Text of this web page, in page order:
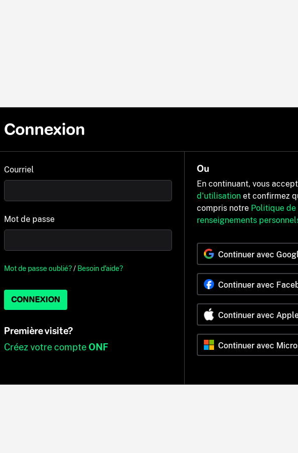
Connexion
Courriel
Mot de passe
Mot de passe oublié?/ Besoin d'aide?
CONNEXION
Première visite?
Créez votre compteONF
Ou
En continuant, vous
d'utilisation et confirmez
compris notre Politique
renseignements
Continuer avec
Continuer avec
Continuer avec
Continuer avec